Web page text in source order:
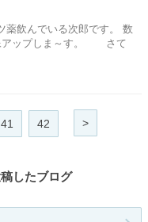
飲んでいる次郎です。 数
アップしま～す。 さて
41 42 >
したブログ